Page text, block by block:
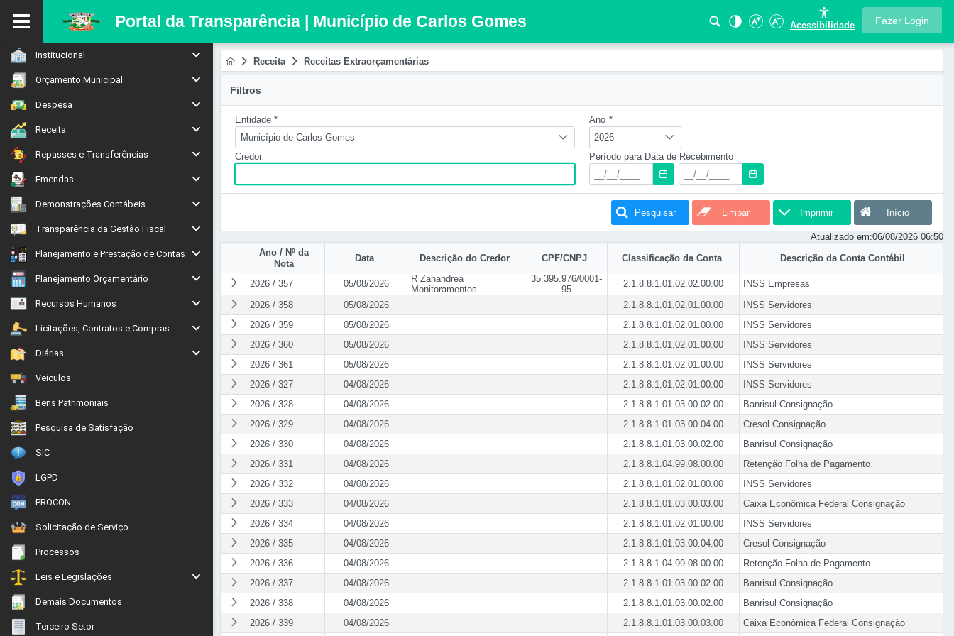
Portal da Transparência | Município de Carlos Gomes Acessibilidade Fazer Login
Institucional
Orçamento Municipal
Despesa
Receita
Repasses e Transferências
Emendas
Demonstrações Contábeis
Transparência da Gestão Fiscal
Planejamento e Prestação de Contas
Planejamento Orçamentário
Recursos Humanos
Licitações, Contratos e Compras
Diárias
Veículos
Bens Patrimoniais
Pesquisa de Satisfação
SIC
LGPD
PROCON
Solicitação de Serviço
Processos
Leis e Legislações
Demais Documentos
Terceiro Setor
Receita Receitas Extraorçamentárias
Filtros
Entidade *
Município de Carlos Gomes
Ano *
2026
Credor
Período para Data de Recebimento
Pesquisar Limpar Imprimir Início
Atualizado em:06/08/2026 06:50
Ano / Nº da
Nota
Data Descrição do Credor CPF/CNPJ Classificação da Conta Descrição da Conta Contábil
2026 / 357 05/08/2026
R Zanandrea
Monitoramentos
35.395.976/0001-
95
2.1.8.8.1.01.02.02.00.00 INSS Empresas
2026 / 358
05/08/2026 2.1.8.8.1.01.02.01.00.00
INSS Servidores
2026 / 359
05/08/2026 2.1.8.8.1.01.02.01.00.00
INSS Servidores
2026 / 360
05/08/2026 2.1.8.8.1.01.02.01.00.00
INSS Servidores
2026 / 361
05/08/2026 2.1.8.8.1.01.02.01.00.00
INSS Servidores
2026 / 327
04/08/2026 2.1.8.8.1.01.02.01.00.00
INSS Servidores
2026 / 328
04/08/2026 2.1.8.8.1.01.03.00.02.00
Banrisul Consignação
2026 / 329
04/08/2026 2.1.8.8.1.01.03.00.04.00
Cresol Consignação
2026 / 330
04/08/2026 2.1.8.8.1.01.03.00.02.00
Banrisul Consignação
2026 / 331
04/08/2026 2.1.8.8.1.04.99.08.00.00
Retenção Folha de Pagamento
2026 / 332
04/08/2026 2.1.8.8.1.01.02.01.00.00
INSS Servidores
2026 / 333
04/08/2026 2.1.8.8.1.01.03.00.03.00
Caixa Econômica Federal Consignação
2026 / 334
04/08/2026 2.1.8.8.1.01.02.01.00.00
INSS Servidores
2026 / 335
04/08/2026 2.1.8.8.1.01.03.00.04.00
Cresol Consignação
2026 / 336
04/08/2026 2.1.8.8.1.04.99.08.00.00
Retenção Folha de Pagamento
2026 / 337
04/08/2026 2.1.8.8.1.01.03.00.02.00
Banrisul Consignação
2026 / 338
04/08/2026 2.1.8.8.1.01.03.00.02.00
Banrisul Consignação
2026 / 339
04/08/2026 2.1.8.8.1.01.03.00.03.00 Caixa Econômica Federal Consignação